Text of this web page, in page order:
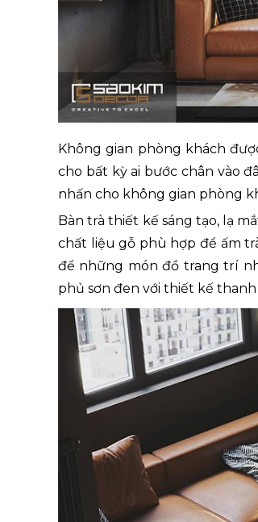
Không gian phòng khách
cho bất kỳ ai bước chân vào
nhấn cho không gian phòng
Bàn trà thiết kế sáng tạo, lạ
chất liệu gỗ phù hợp để ấm
để những món đồ trang trí
phủ sơn đen với thiết kế